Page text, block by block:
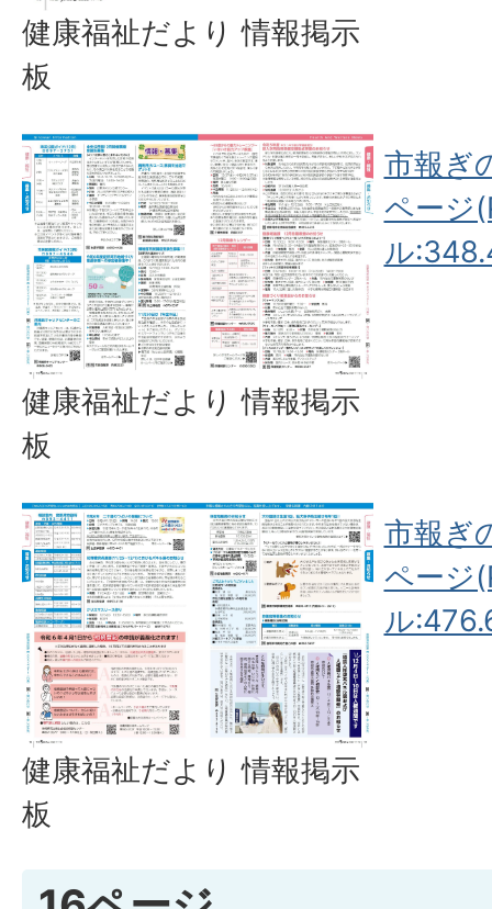
健康福祉だより 情報掲示
板
健康福祉だより 情報掲示
板
市報ぎ
ページ
ル
健康福祉だより 情報掲示
板
市報ぎ
ページ
ル